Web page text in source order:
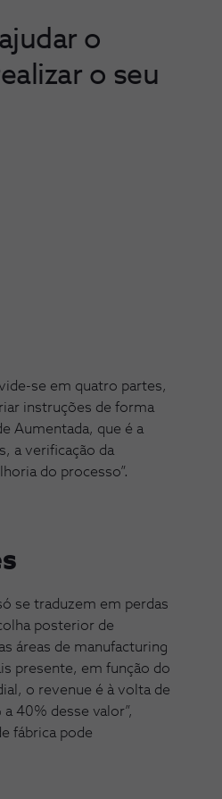
o
o seu
se em quatro partes,
instruções de forma
Aumentada, que é a
a verificação da
do processo”.
se traduzem em perdas
posterior de
áreas de manufacturing
presente, em função do
o revenue é à volta de
40% desse valor”,
fábrica pode